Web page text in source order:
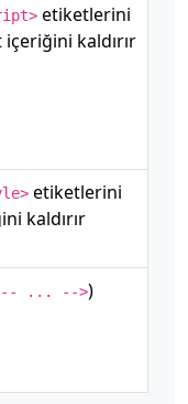
etiketlerini
içeriğini kaldırır
etiketlerini
kaldırır
... -->)